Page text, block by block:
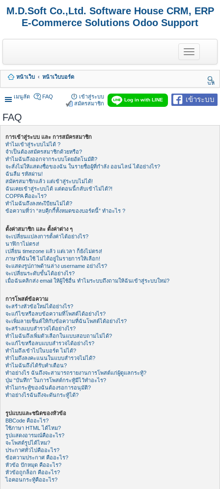
M.D.Soft Co.,Ltd. Software House CRM, ERP
E-Commerce Solutions Odoo Support
T
o
g
e
n
a
g
หน้าเว็บ
หน้าเว็บบอร์ด
นห
า
เมนูลัด
เข้าระบบ
Log in with LINE
FAQ
เข้าสู่ระบบ
สมัครสมาชิก
FAQ
การเข้าสู่ระบบ และ การสมัครสมาชิก
ทำไมเข้าสู่ระบบไม่ได้ ?
จำเป็นต้องสมัครสมาชิกด้วยหรือ?
ทำไมฉันถึงออกจากระบบโดยอัตโนมัติ?
จะสั่งไม่ให้แสดงชื่อของฉัน ในรายชื่อผู้ที่กำลัง ออนไลน์ ได้อย่างไร?
ฉันลืม รหัสผ่าน!
สมัครสมาชิกแล้ว แต่เข้าสู่ระบบไม่ได้!
ฉันเคยเข้าสู่ระบบได้ แต่ตอนนี้กลับเข้าไม่ได้?!
COPPA คืออะไร?
ทำไมฉันถึงลงทะเีบียนไม่ได้?
ข้อความที่ว่า “ลบคุีกกี้ทั้งหมดของบอร์ดนี้” ทำอะไร ?
ตั้งค่าสมาชิก และ ตั้งค่าต่าง ๆ
จะเปลี่ยนแปลงการตั้งค่าได้อย่างไร?
นาฬิกาไม่ตรง!
เปลี่ยน timezone แล้ว แต่เวลา ก็ยังไม่ตรง!
ภาษาที่ฉันใช้ ไม่ได้อยู่ในรายการให้เลือก!
จะแสดงรูปภาพด้านล่าง username อย่างไร?
จะเปลี่ยนระดับขั้นได้อย่างไร?
เมื่อฉันคลิกส่ง email ให้ผู้ใช้อื่น ทำไมระบบถึงถามให้ฉันเข้าสู่ระบบใหม่?
การโพสต์ข้อความ
จะสร้างหัวข้อใหม่ได้อย่างไร?
จะแก้ไขหรือลบข้อความที่โพสต์ได้อย่างไร?
จะเพิ่มลายเซ็นต์ให้กับข้อความที่ฉันโพสต์ได้อย่างไร?
จะสร้างแบบสำรวจได้อย่างไร?
ทำไมฉันถึงเพิ่มตัวเลือกในแบบสอบถามไม่ได้?
จะแก้ไขหรือลบแบบสำรวจได้อย่างไร?
ทำไมถึงเข้าไปในบอร์ด ไม่ได้?
ทำไมถึงลงคะแนนในแบบสำรวจไม่ได้?
ทำไมฉันถึงได้รับคำเตือน?
ทำอย่างไร ฉันถึงจะสามารถรายงานการโพสต์แก่ผู้ดูแลกระทู้?
ปุ่ม “บันทึก” ในการโพสต์กระทู้มีไว้ทำอะไร?
ทำไมกระทู้ของฉันต้องรอการอนุมัติ?
ทำอย่างไรฉันถึงจะดันกระทู้ได้?
รูปแบบและชนิดของหัวข้อ
BBCode คืออะไร?
ใช้ภาษา HTML ได้ไหม?
รูปแสดงอารมณ์คืออะไร?
จะโพสต์รูปได้ไหม?
ประกาศทั่วไปคืออะไร?
ข้อความประกาศ คืออะไร?
หัวข้อ ปักหมุด คืออะไร?
หัวข้อถูกล็อก คืออะไร?
ไอคอนกระทู้คืออะไร?